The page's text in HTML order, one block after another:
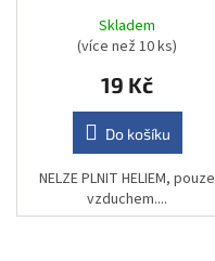
Skladem
(více než 10 ks)
19 Kč
Do košíku
NELZE PLNIT HELIEM, pouze
vzduchem....